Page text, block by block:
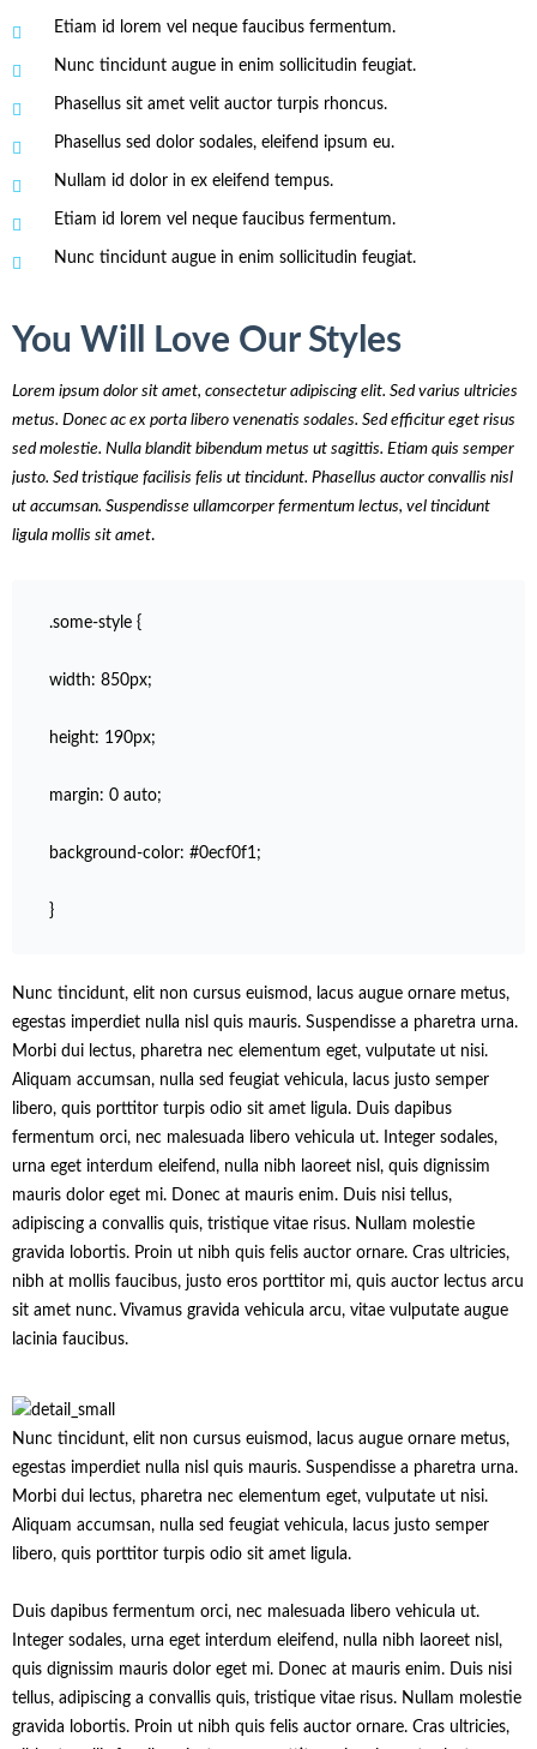
Etiam id lorem vel neque faucibus fermentum.
Nunc tincidunt augue in enim sollicitudin feugiat.
Phasellus sit amet velit auctor turpis rhoncus.
Phasellus sed dolor sodales, eleifend ipsum eu.
Nullam id dolor in ex eleifend tempus.
Etiam id lorem vel neque faucibus fermentum.
Nunc tincidunt augue in enim sollicitudin feugiat.
You Will Love Our Styles
Lorem ipsum dolor sit amet, consectetur adipiscing elit. Sed varius ultricies
metus. Donec ac ex porta libero venenatis sodales. Sed efficitur eget risus
sed molestie. Nulla blandit bibendum metus ut sagittis. Etiam quis semper
justo. Sed tristique facilisis felis ut tincidunt. Phasellus auctor convallis nisl
ut accumsan. Suspendisse ullamcorper fermentum lectus, vel tincidunt
ligula mollis sit amet.
.some-style {
width: 850px;
height: 190px;
margin: 0 auto;
background-color: #0ecf0f1;
}
Nunc tincidunt, elit non cursus euismod, lacus augue ornare metus,
egestas imperdiet nulla nisl quis mauris. Suspendisse a pharetra urna.
Morbi dui lectus, pharetra nec elementum eget, vulputate ut nisi.
Aliquam accumsan, nulla sed feugiat vehicula, lacus justo semper
libero, quis porttitor turpis odio sit amet ligula. Duis dapibus
fermentum orci, nec malesuada libero vehicula ut. Integer sodales,
urna eget interdum eleifend, nulla nibh laoreet nisl, quis dignissim
mauris dolor eget mi. Donec at mauris enim. Duis nisi tellus,
adipiscing a convallis quis, tristique vitae risus. Nullam molestie
gravida lobortis. Proin ut nibh quis felis auctor ornare. Cras ultricies,
nibh at mollis faucibus, justo eros porttitor mi, quis auctor lectus arcu
sit amet nunc. Vivamus gravida vehicula arcu, vitae vulputate augue
lacinia faucibus.
Nunc tincidunt, elit non cursus euismod, lacus augue ornare metus,
egestas imperdiet nulla nisl quis mauris. Suspendisse a pharetra urna.
Morbi dui lectus, pharetra nec elementum eget, vulputate ut nisi.
Aliquam accumsan, nulla sed feugiat vehicula, lacus justo semper
libero, quis porttitor turpis odio sit amet ligula.
Duis dapibus fermentum orci, nec malesuada libero vehicula ut.
Integer sodales, urna eget interdum eleifend, nulla nibh laoreet nisl,
quis dignissim mauris dolor eget mi. Donec at mauris enim. Duis nisi
tellus, adipiscing a convallis quis, tristique vitae risus. Nullam molestie
gravida lobortis. Proin ut nibh quis felis auctor ornare. Cras ultricies,